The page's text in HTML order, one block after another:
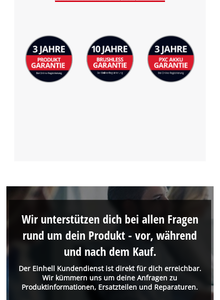
Der Einhell Kundendienst ist direkt für dich erreichbar.
Wir kümmern uns um deine Anfragen zu
Produktinformationen, Ersatzteilen und Reparaturen.
Wir unterstützen dich bei allen Fragen
rund um dein Produkt - vor, während
und nach dem Kauf.